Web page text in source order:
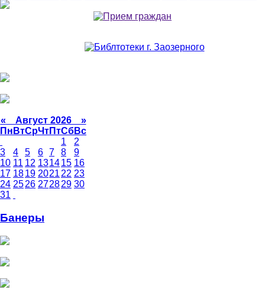
« Август 2026 »
Пн ВтСрЧтПтСбВс
1
2
3
4 5 6 7 8
9
10 11 12 131415 16
17 1819 2021 22 23
24 2526 272829 30
31
Банеры